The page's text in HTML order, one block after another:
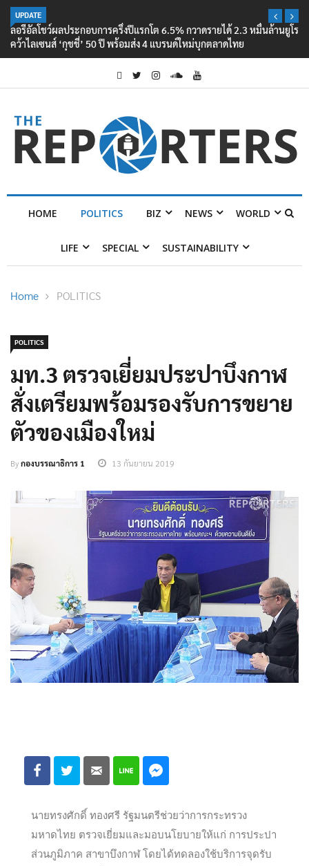
UPDATE
ลอรีอัลโชว์ผลประกอบการครึ่งปีแรกโต 6.5% กวาดรายได้ 2.3 หมื่นล้านยูโร
คว้าไลเซนส์ ‘กุชชี่’ 50 ปี พร้อมส่ง 4 แบรนด์ใหม่บุกตลาดไทย
HOME POLITICS BIZ NEWS WORLD
LIFE SPECIAL SUSTAINABILITY
Home POLITICS
POLITICS
มท.3 ตรวจเยี่ยมประปาบึงกาฬ
สั่งเตรียมพร้อมรองรับการขยาย
ตัวของเมืองใหม่
Byกองบรรณาธิการ 1 13 กันยายน 2019
นายทรงศักดิ์ ทองศรี รัฐมนตรีช่วยว่าการกระทรวง
มหาดไทย ตรวจเยี่ยมและมอบนโยบายให้แก่ การประปา
ส่วนภูมิภาค สาขาบึงกาฬ โดยได้ทดลองใช้บริการจุดรับ